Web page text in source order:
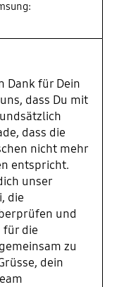
Dank für Dein
dass Du mit
dass die
nicht mehr
entspricht.
unser
die
und
für die
zu
dein